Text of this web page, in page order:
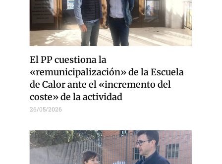
El PP cuestiona la
«remunicipalización» de la Escuela
de Calor ante el «incremento del
coste» de la actividad
26/05/2026